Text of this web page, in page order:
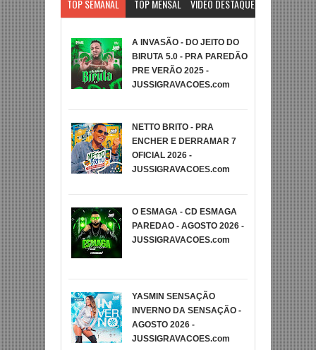
TOP SEMANAL TOP MENSAL VIDEO DESTAQUE
A INVASÃO - DO JEITO DO
BIRUTA 5.0 - PRA PAREDÃO
PRE VERÃO 2025 -
JUSSIGRAVACOES.com
NETTO BRITO - PRA
ENCHER E DERRAMAR 7
OFICIAL 2026 -
JUSSIGRAVACOES.com
O ESMAGA - CD ESMAGA
PAREDAO - AGOSTO 2026 -
JUSSIGRAVACOES.com
YASMIN SENSAÇÃO
INVERNO DA SENSAÇÃO -
AGOSTO 2026 -
JUSSIGRAVACOES.com